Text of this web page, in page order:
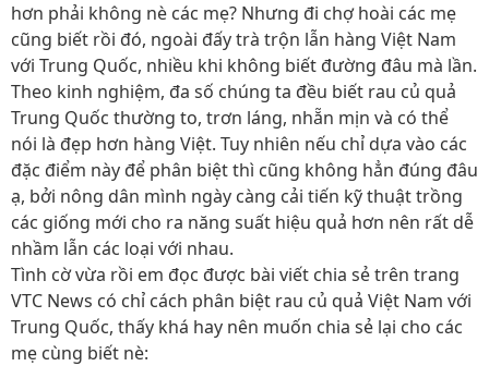
hơn phải không nè các mẹ? Nhưng đi chợ hoài các mẹ
cũng biết rồi đó, ngoài đấy trà trộn lẫn hàng Việt Nam
với Trung Quốc, nhiều khi không biết đường đâu mà lần.
Theo kinh nghiệm, đa số chúng ta đều biết rau củ quả
Trung Quốc thường to, trơn láng, nhẵn mịn và có thể
nói là đẹp hơn hàng Việt. Tuy nhiên nếu chỉ dựa vào các
đặc điểm này để phân biệt thì cũng không hẳn đúng đâu
ạ, bởi nông dân mình ngày càng cải tiến kỹ thuật trồng
các giống mới cho ra năng suất hiệu quả hơn nên rất dễ
nhầm lẫn các loại với nhau.
Tình cờ vừa rồi em đọc được bài viết chia sẻ trên trang
VTC News có chỉ cách phân biệt rau củ quả Việt Nam với
Trung Quốc, thấy khá hay nên muốn chia sẻ lại cho các
mẹ cùng biết nè: